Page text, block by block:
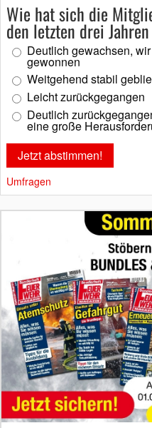
Wie hat sich die
den letzten drei
Deutlich gewachsen,
gewonnen
Weitgehend stabil
Leicht zurückgegangen
Deutlich
eine große
Umfragen